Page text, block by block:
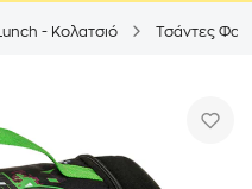
Lunch - Κολατσιό Τσάντες